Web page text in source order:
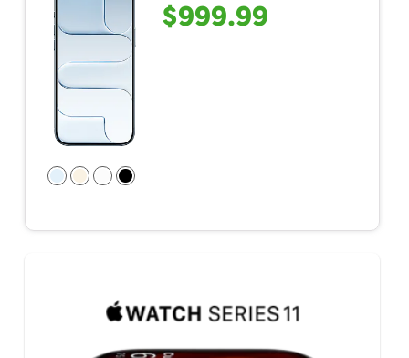
$999.99